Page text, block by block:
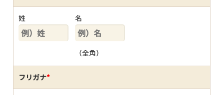
姓 名
（全角）
フリガナ*